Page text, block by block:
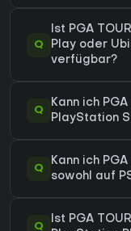
Q
Ist PGA
Play oder
verfügbar?
Q
Kann ich
PlayStation
Q
Kann ich
sowohl auf
Q
Ist PGA